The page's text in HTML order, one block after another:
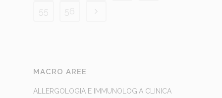
55 56
MACRO AREE
ALLERGOLOGIA E IMMUNOLOGIA CLINICA